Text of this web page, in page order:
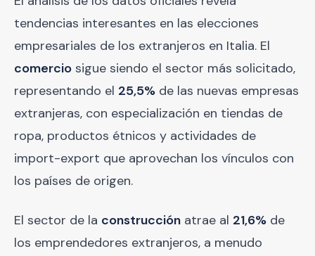
tendencias interesantes en las elecciones
empresariales de los extranjeros en Italia. El
comercio sigue siendo el sector más solicitado,
representando el 25,5% de las nuevas empresas
extranjeras, con especialización en tiendas de
ropa, productos étnicos y actividades de
import-export que aprovechan los vínculos con
los países de origen.
El sector de la construcción atrae al 21,6% de
los emprendedores extranjeros, a menudo